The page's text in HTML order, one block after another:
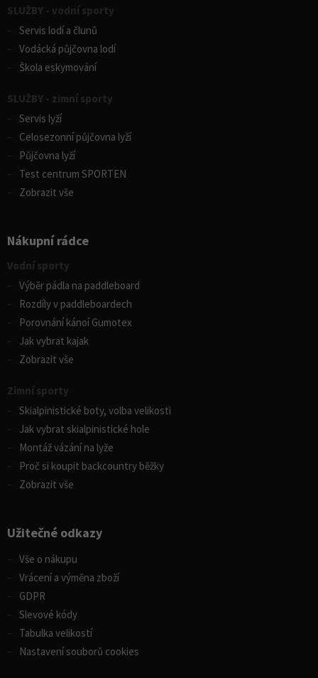
SLUŽBY - vodní sporty
Servis lodí a člunů
Vodácká půjčovna lodí
Škola eskymování
SLUŽBY - zimní sporty
Servis lyží
Celosezonní půjčovna lyží
Půjčovna lyží
Test centrum SPORTEN
Zobrazit vše
Nákupní rádce
Vodní sporty
Výběr pádla na paddleboard
Rozdíly v paddleboardech
Porovnání kánoí Gumotex
Jak vybrat kajak
Zobrazit vše
Zimní sporty
Skialpinistické boty, volba velikosti
Jak vybrat skialpinistické hole
Montáž vázání na lyže
Proč si koupit backcountry běžky
Zobrazit vše
Užitečné odkazy
Vše o nákupu
Vrácení a výměna zboží
GDPR
Slevové kódy
Tabulka velikostí
Nastavení souborů cookies